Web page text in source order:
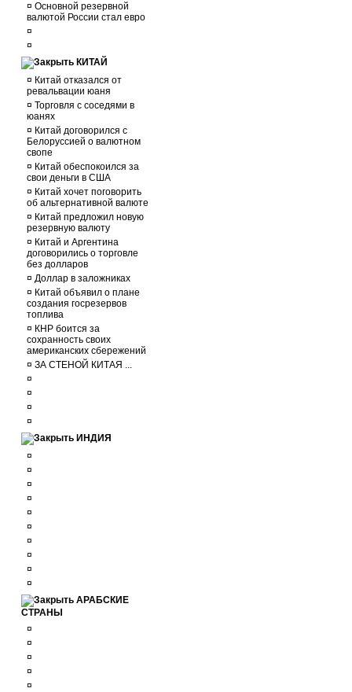
¤ Основной резервной
валютой России стал евро
¤
¤
КИТАЙ
¤ Китай отказался от
ревальвации юаня
¤ Торговля с соседями в
юанях
¤ Китай договорился с
Белоруссией о валютном
свопе
¤ Китай обеспокоился за
свои деньги в США
¤ Китай хочет поговорить
об альтернативной валюте
¤ Китай предложил новую
резервную валюту
¤ Китай и Аргентина
договорились о торговле
без долларов
¤ Доллар в заложниках
¤ Китай объявил о плане
создания госрезервов
топлива
¤ КНР боится за
сохранность своих
американских сбережений
¤ ЗА СТЕНОЙ КИТАЯ ...
¤
¤
¤
¤
ИНДИЯ
¤
¤
¤
¤
¤
¤
¤
¤
¤
¤
АРАБСКИЕ
СТРАНЫ
¤
¤
¤
¤
¤